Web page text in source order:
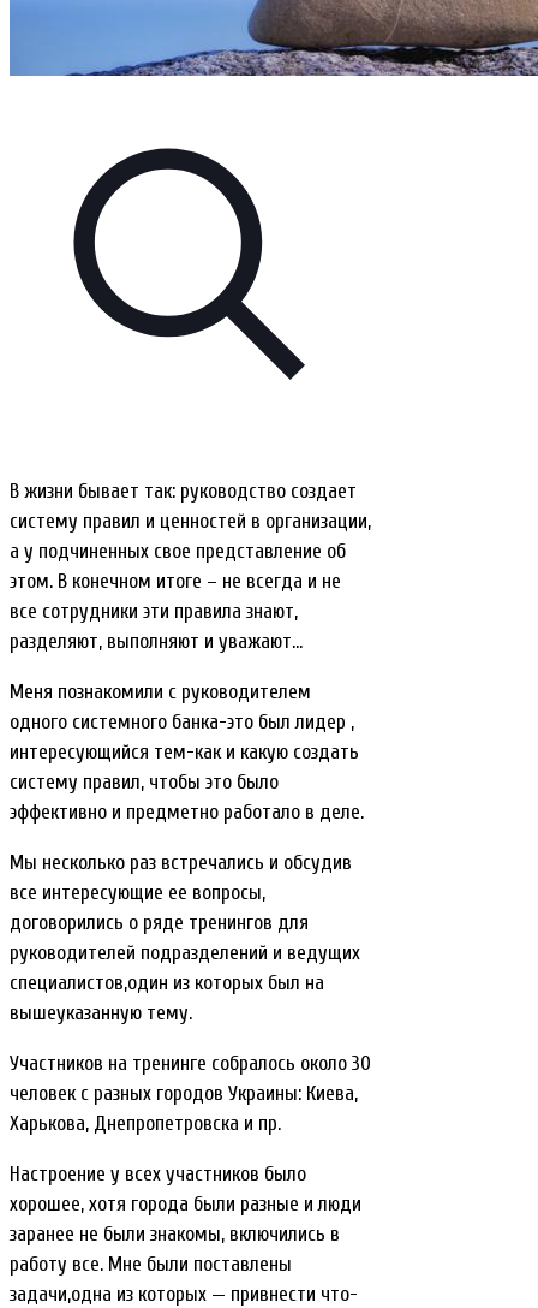
В жизни бывает так: руководство создает
систему правил и ценностей в организации,
а у подчиненных свое представление об
этом. В конечном итоге – не всегда и не
все сотрудники эти правила знают,
разделяют, выполняют и уважают…
Меня познакомили с руководителем
одного системного банка-это был лидер ,
интересующийся тем-как и какую создать
систему правил, чтобы это было
эффективно и предметно работало в деле.
Мы несколько раз встречались и обсудив
все интересующие ее вопросы,
договорились о ряде тренингов для
руководителей подразделений и ведущих
специалистов,один из которых был на
вышеуказанную тему.
Участников на тренинге собралось около 30
человек с разных городов Украины: Киева,
Харькова, Днепропетровска и пр.
Настроение у всех участников было
хорошее, хотя города были разные и люди
заранее не были знакомы, включились в
работу все. Мне были поставлены
задачи,одна из которых — привнести что-